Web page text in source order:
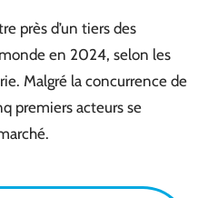
près d’un tiers des
en 2024, selon les
Malgré la concurrence de
premiers acteurs se